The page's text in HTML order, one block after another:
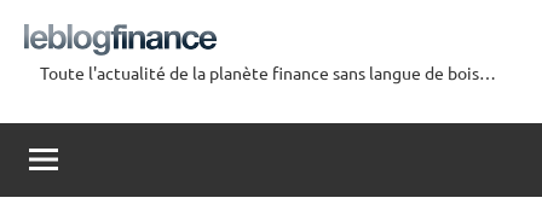
contenu
Blog
Finance
Toute l'actualité de la planète finance sans langue de bois…